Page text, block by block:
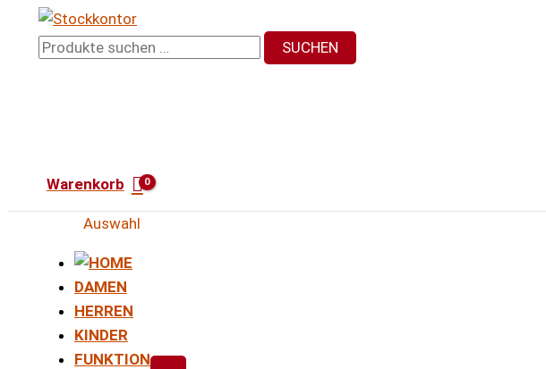
InhaltSuchen
SUCHEN
Warenkorb
Auswahl
DAMEN
HERREN
KINDER
FUNKTION